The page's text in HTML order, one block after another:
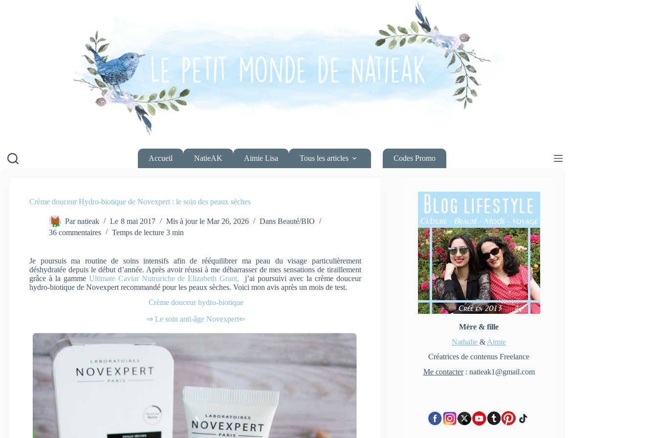
Accueil NatieAK Aimie Lisa Tous les articles Codes Promo
Crème douceur Hydro-biotique de Novexpert : le soin des peaux sèches
Par natieak Le 8 mai 2017 Mis à jour le Mar 26, 2026 Dans Beauté/BIO
36 commentaires
Temps de lecture 3 min
Je poursuis ma routine de soins intensifs afin de rééquilibrer ma peau du visage particulièrement
déshydratée depuis le début d’année. Après avoir réussi à me débarrasser de mes sensations de tiraillement
grâce à la gamme Ultimate Caviar Nutruriche de Elizabeth Grant, j’ai poursuivi avec la crème douceur
hydro-biotique de Novexpert recommandé pour les peaux sèches. Voici mon avis après un mois de test.
Crème douceur hydro-biotique
⇒ Le soin anti-âge Novexpert⇐
Mère & fille
Nathalie& Aimie
Créatrices de contenus Freelance
Me contacter: natieak1@gmail.com